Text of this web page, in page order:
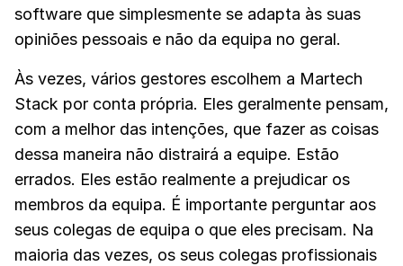
software que simplesmente se adapta às suas
opiniões pessoais e não da equipa no geral.
Às vezes, vários gestores escolhem a Martech
Stack por conta própria. Eles geralmente pensam,
com a melhor das intenções, que fazer as coisas
dessa maneira não distrairá a equipe. Estão
errados. Eles estão realmente a prejudicar os
membros da equipa. É importante perguntar aos
seus colegas de equipa o que eles precisam. Na
maioria das vezes, os seus colegas profissionais